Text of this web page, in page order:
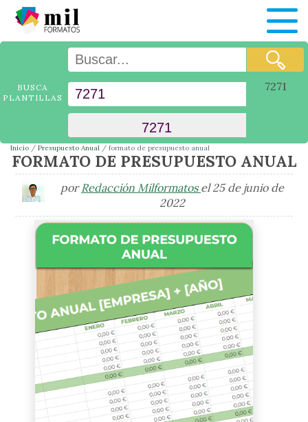
BUSCA
PLANTILLAS
7271
Inicio Presupuesto Anual formato de presupuesto anual
FORMATO DE PRESUPUESTO ANUAL
porRedacción Milformatos el 25 de junio de
2022